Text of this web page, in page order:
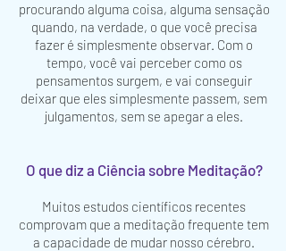
procurando alguma coisa, alguma sensação
quando, na verdade, o que você precisa
fazer é simplesmente observar. Com o
tempo, você vai perceber como os
pensamentos surgem, e vai conseguir
deixar que eles simplesmente passem, sem
julgamentos, sem se apegar a eles.
O que diz a Ciência sobre Meditação?
Muitos estudos científicos recentes
comprovam que a meditação frequente tem
a capacidade de mudar nosso cérebro.